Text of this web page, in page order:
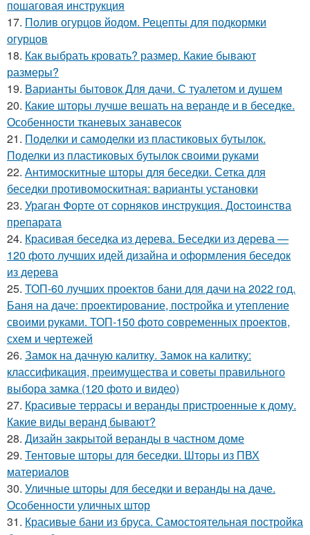
пошаговая инструкция
17. Полив огурцов йодом. Рецепты для подкормки
огурцов
18. Как выбрать кровать? размер. Какие бывают
размеры?
19. Варианты бытовок Для дачи. С туалетом и душем
20. Какие шторы лучше вешать на веранде и в беседке.
Особенности тканевых занавесок
21. Поделки и самоделки из пластиковых бутылок.
Поделки из пластиковых бутылок своими руками
22. Антимоскитные шторы для беседки. Сетка для
беседки противомоскитная: варианты установки
23. Ураган Форте от сорняков инструкция. Достоинства
препарата
24. Красивая беседка из дерева. Беседки из дерева —
120 фото лучших идей дизайна и оформления беседок
из дерева
25. ТОП-60 лучших проектов бани для дачи на 2022 год.
Баня на даче: проектирование, постройка и утепление
своими руками. ТОП-150 фото современных проектов,
схем и чертежей
26. Замок на дачную калитку. Замок на калитку:
классификация, преимущества и советы правильного
выбора замка (120 фото и видео)
27. Красивые террасы и веранды пристроенные к дому.
Какие виды веранд бывают?
28. Дизайн закрытой веранды в частном доме
29. Тентовые шторы для беседки. Шторы из ПВХ
материалов
30. Уличные шторы для беседки и веранды на даче.
Особенности уличных штор
31. Красивые бани из бруса. Самостоятельная постройка